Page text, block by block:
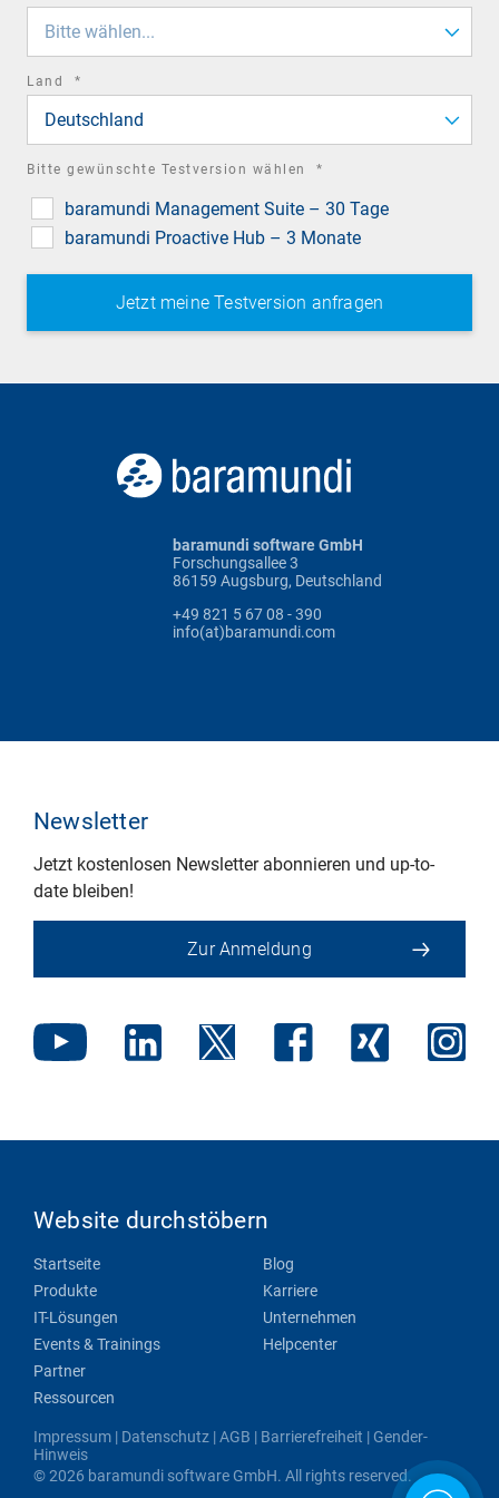
Bitte wählen...
Land *
Deutschland
Bitte gewünschte Testversion wählen *
baramundi Management Suite – 30 Tage
baramundi Proactive Hub – 3 Monate
baramundi software GmbH
Forschungsallee 3
86159 Augsburg, Deutschland
+49 821 5 67 08 - 390
info(at)baramundi.com
Newsletter
Jetzt kostenlosen Newsletter abonnieren und up-to-
date bleiben!
Zur Anmeldung
Website durchstöbern
Startseite
Produkte
IT-Lösungen
Events & Trainings
Partner
Ressourcen
Blog
Karriere
Unternehmen
Helpcenter
Impressum | Datenschutz |AGB | Barrierefreiheit | Gender-
Hinweis
© 2026 baramundi software GmbH. All rights reserved.